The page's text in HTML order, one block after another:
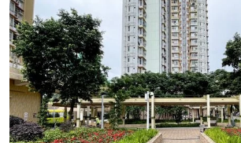
商業
科技
影片
名家榜